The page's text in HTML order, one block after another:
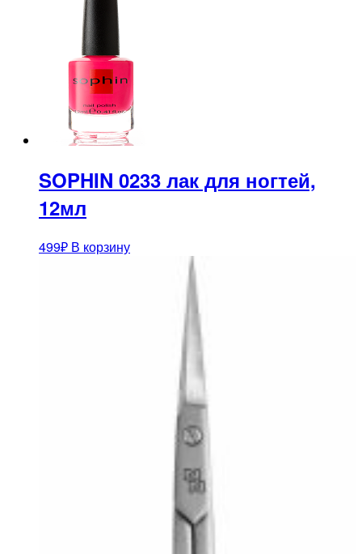
SOPHIN 0233 лак для ногтей,
12мл
499₽ В корзину